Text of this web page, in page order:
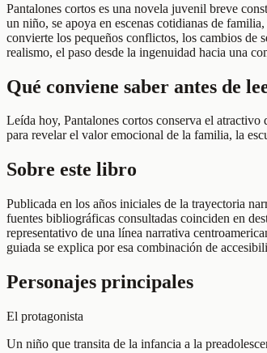
Pantalones cortos es una novela juvenil breve
un niño, se apoya en escenas cotidianas de
convierte los pequeños conflictos, los cambios de
realismo, el paso desde la ingenuidad hacia una
Qué conviene saber antes de
Leída hoy, Pantalones cortos conserva el atractivo
para revelar el valor emocional de la familia, la
Sobre este libro
Publicada en los años iniciales de la trayectoria
fuentes bibliográficas consultadas coinciden en
representativo de una línea narrativa
guiada se explica por esa combinación de
Personajes principales
El protagonista
Un niño que transita de la infancia a la